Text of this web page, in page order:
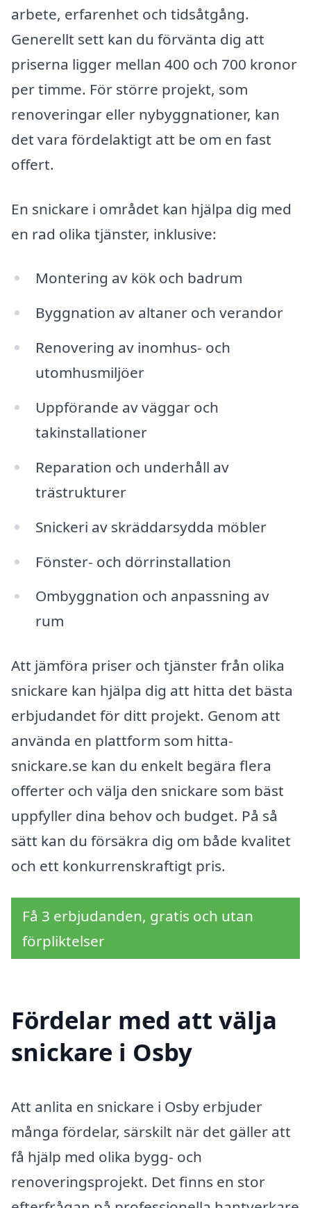
arbete, erfarenhet och tidsåtgång.
Generellt sett kan du förvänta dig att
priserna ligger mellan 400 och 700 kronor
per timme. För större projekt, som
renoveringar eller nybyggnationer, kan
det vara fördelaktigt att be om en fast
offert.
En snickare i området kan hjälpa dig med
en rad olika tjänster, inklusive:
Montering av kök och badrum
Byggnation av altaner och verandor
Renovering av inomhus- och
utomhusmiljöer
Uppförande av väggar och
takinstallationer
Reparation och underhåll av
trästrukturer
Snickeri av skräddarsydda möbler
Fönster- och dörrinstallation
Ombyggnation och anpassning av
rum
Att jämföra priser och tjänster från olika
snickare kan hjälpa dig att hitta det bästa
erbjudandet för ditt projekt. Genom att
använda en plattform som hitta-
snickare.se kan du enkelt begära flera
offerter och välja den snickare som bäst
uppfyller dina behov och budget. På så
sätt kan du försäkra dig om både kvalitet
och ett konkurrenskraftigt pris.
Få 3 erbjudanden, gratis och utan
förpliktelser
Fördelar med att välja
snickare i Osby
Att anlita en snickare i Osby erbjuder
många fördelar, särskilt när det gäller att
få hjälp med olika bygg- och
renoveringsprojekt. Det finns en stor